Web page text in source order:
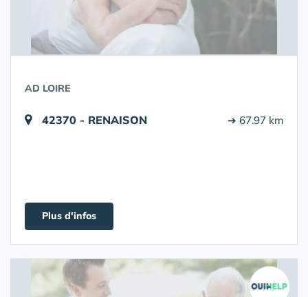
AD LOIRE
42370 - RENAISON ➔ 67.97 km
Plus d'infos